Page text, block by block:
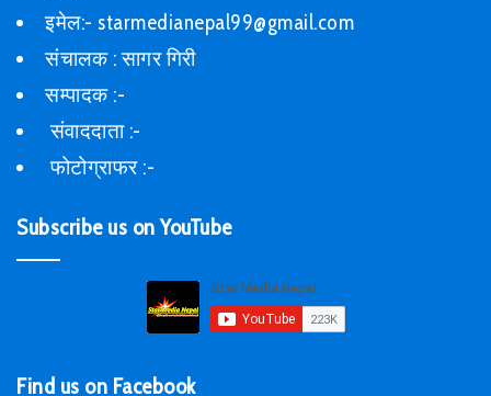
इमेल:- starmedianepal99@gmail.com
संचालक : सागर गिरी
सम्पादक :-
संवाददाता :-
फोटोग्राफर :-
Subscribe us on YouTube
Find us on Facebook